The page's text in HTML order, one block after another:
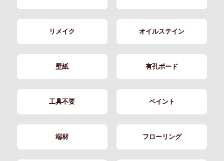
リメイク オイルステイン
壁紙 有孔ボード
工具不要 ペイント
端材 フローリング